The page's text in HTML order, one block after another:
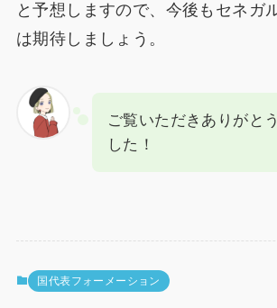
と予想しますので、今後もセネガ
は期待しましょう。
ご覧いただきありがと
した！
国代表フォーメーション